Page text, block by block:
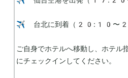
✈️ 台北に到着（20:10〜
ご自身でホテルへ移動し、ホテル
にチェックインしてください。